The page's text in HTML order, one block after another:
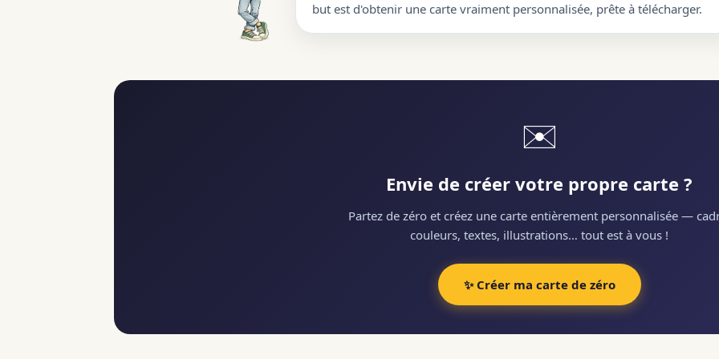
but est d'obtenir une carte vraiment personnalisée, prête à télécharger.
✉️
Envie de créer votre propre carte ?
Partez de zéro et créez une carte entièrement personnalisée —
couleurs, textes, illustrations… tout est à vous !
✨ Créer ma carte de zéro